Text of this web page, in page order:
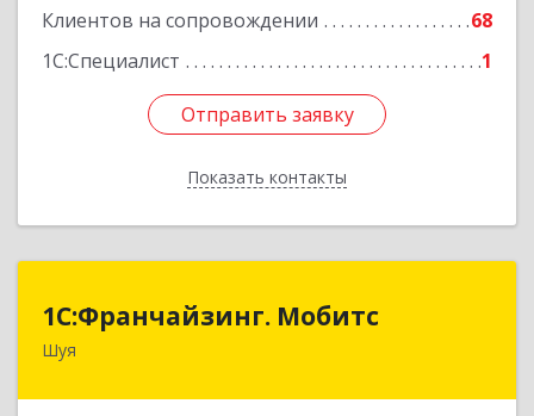
Клиентов на сопровождении
68
1С:Специалист
1
Отправить заявку
Показать контакты
Отправить заявку
Назад
1С:Франчайзинг. Мобитс
Шуя
1С:Франчайзинг. Мобитс